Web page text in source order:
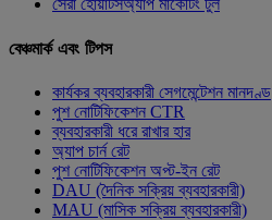
সেরা হোয়াটসঅ্যাপ মার্কেটিং টুল
বেঞ্চমার্ক এবং টিপস
কার্যকর ব্যবহারকারী সেগমেন্টেশন মানদণ্ড
পুশ নোটিফিকেশন CTR
ব্যবহারকারী ধরে রাখার হার
অ্যাপ চার্ন রেট
পুশ নোটিফিকেশন অপ্ট-ইন রেট
DAU (দৈনিক সক্রিয় ব্যবহারকারী)
MAU (মাসিক সক্রিয় ব্যবহারকারী)